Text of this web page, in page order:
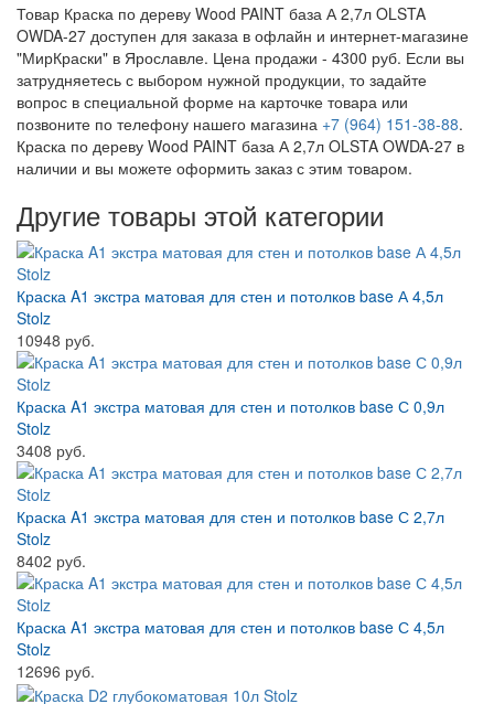
Товар Краска по дереву Wood PAINT база А 2,7л OLSTA
OWDA-27 доступен для заказа в офлайн и интернет-магазине
"МирКраски" в Ярославле. Цена продажи - 4300 руб. Если вы
затрудняетесь с выбором нужной продукции, то задайте
вопрос в специальной форме на карточке товара или
позвоните по телефону нашего магазина +7 (964) 151-38-88.
Краска по дереву Wood PAINT база А 2,7л OLSTA OWDA-27 в
наличии и вы можете оформить заказ с этим товаром.
Другие товары этой категории
Краска A1 экстра матовая для стен и потолков base А 4,5л
Stolz
10948 руб.
Краска A1 экстра матовая для стен и потолков base С 0,9л
Stolz
3408 руб.
Краска A1 экстра матовая для стен и потолков base С 2,7л
Stolz
8402 руб.
Краска A1 экстра матовая для стен и потолков base С 4,5л
Stolz
12696 руб.